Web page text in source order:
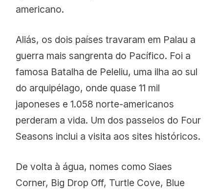
americano.
Aliás, os dois países travaram em Palau a
guerra mais sangrenta do Pacífico. Foi a
famosa Batalha de Peleliu, uma ilha ao sul
do arquipélago, onde quase 11 mil
japoneses e 1.058 norte-americanos
perderam a vida. Um dos passeios do Four
Seasons inclui a visita aos sites históricos.
De volta à água, nomes como Siaes
Corner, Big Drop Off, Turtle Cove, Blue